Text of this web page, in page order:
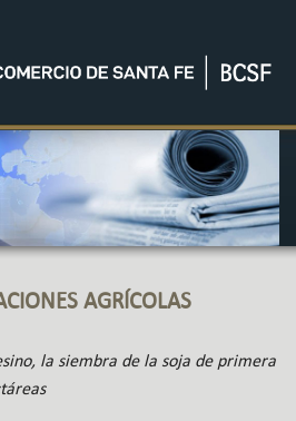
AGRÍCOLAS
la siembra de la soja de primera